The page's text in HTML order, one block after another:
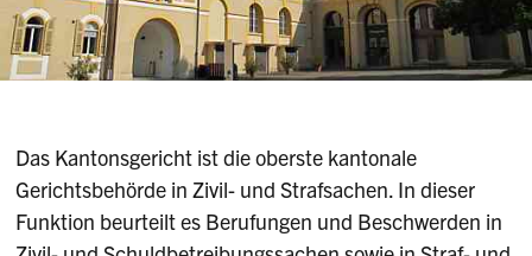
Das Kantonsgericht ist die oberste kantonale
Gerichtsbehörde in Zivil- und Strafsachen. In dieser
Funk­tion beurteilt es Berufungen und Beschwerden in